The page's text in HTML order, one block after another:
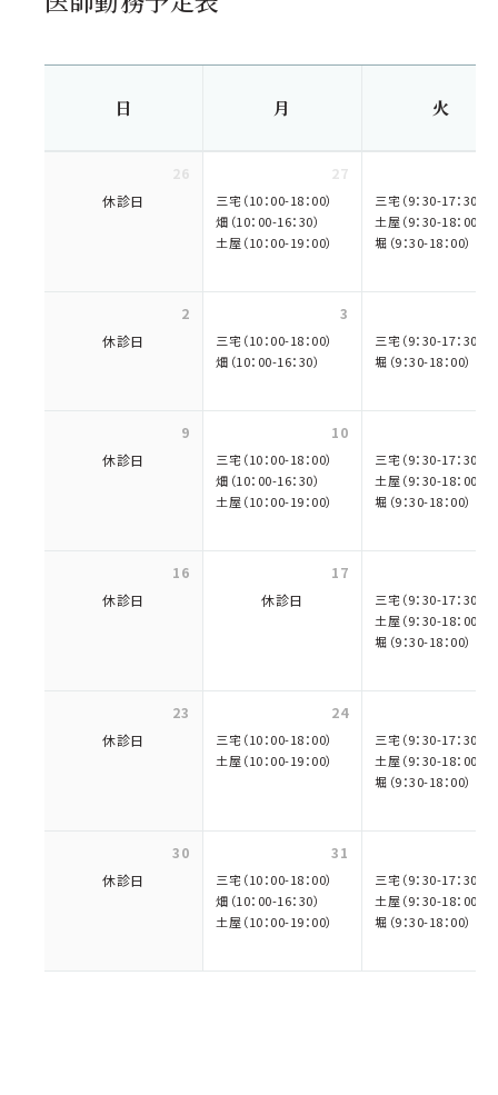
日 月 火
26
休診日
27
三宅（10：00-18：00）
畑（10：00-16：30）
土屋（10：00-19：00）
三宅（9：30-17：30）
土屋（9：30-18：00）
堀（9：30-18：00）
2
休診日
3
三宅（10：00-18：00）
畑（10：00-16：30）
三宅（9：30-17：30）
堀（9：30-18：00）
9
休診日
10
三宅（10：00-18：00）
畑（10：00-16：30）
土屋（10：00-19：00）
三宅（9：30-17：30）
土屋（9：30-18：00）
堀（9：30-18：00）
16
休診日
17
休診日
三宅（9：30-17：30）
土屋（9：30-18：00）
堀（9：30-18：00）
23
休診日
24
三宅（10：00-18：00）
土屋（10：00-19：00）
三宅（9：30-17：30）
土屋（9：30-18：00）
堀（9：30-18：00）
30
休診日
31
三宅（10：00-18：00）
畑（10：00-16：30）
土屋（10：00-19：00）
三宅（9：30-17：30）
土屋（9：30-18：00）
堀（9：30-18：00）